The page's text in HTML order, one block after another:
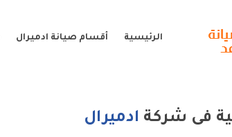
الرئيسية أقسام صيانة ادميرال
فى شركة ادميرال